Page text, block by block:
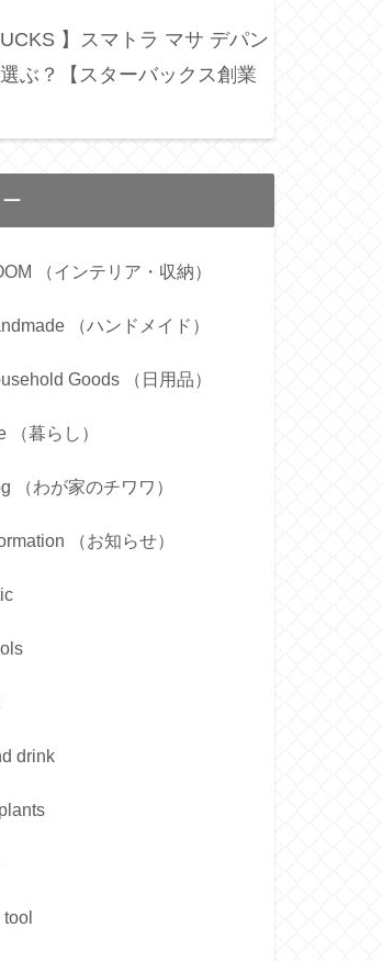
】スマトラ マサ デパン
ぶ？【スターバックス創業
（インテリア・収納）
（ハンドメイド）
Goods （日用品）
（暮らし）
（わが家のチワワ）
（お知らせ）
drink
tool